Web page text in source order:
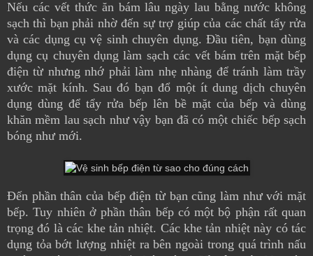
Nếu các vết thức ăn bám lâu ngày lau bằng nước không
sạch thì bạn phải nhờ đến sự trợ giúp của các chất tẩy rửa
và các dụng cụ vệ sinh chuyên dụng. Đầu tiên, bạn dùng
dụng cụ chuyên dụng làm sạch các vết bám trên mặt bếp
điện từ nhưng nhớ phải làm nhẹ nhàng để tránh làm trầy
xước mặt kính. Sau đó bạn đổ một ít dung dịch chuyên
dụng dùng để tẩy rửa bếp lên bề mặt của bếp và dùng
khăn mềm lau sạch như vậy bạn đã có một chiếc bếp sạch
bóng như mới.
Đến phần thân của bếp điện từ bạn cũng làm như với mặt
bếp. Tuy nhiên ở phần thân bếp có một bộ phận rất quan
trọng đó là các khe tản nhiệt. Các khe tản nhiệt này có tác
dụng tỏa bớt lượng nhiệt ra bên ngoài trong quá trình nấu